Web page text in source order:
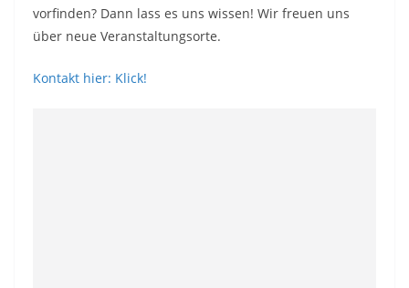
vorfinden? Dann lass es uns wissen! Wir freuen uns
über neue Veranstaltungsorte.
Kontakt hier: Klick!